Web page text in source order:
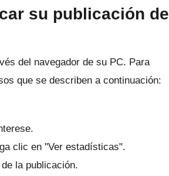
su publicación de
del navegador de su PC. Para
que se describen a continuación:
clic en "Ver estadísticas".
la publicación.